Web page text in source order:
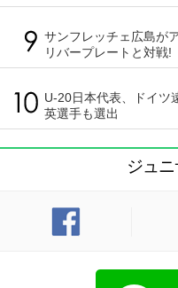
サンフレッチェ広島が
リバープレートと対戦!
U-20日本代表、ドイツ
英選手も選出
ジュ